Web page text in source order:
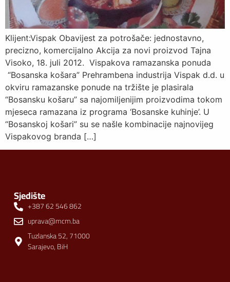
Klijent:Vispak Obavijest za potrošače: jednostavno,
precizno, komercijalno Akcija za novi proizvod Tajna
Visoko, 18. juli 2012. Vispakova ramazanska ponuda
“Bosanska košara” Prehrambena industrija Vispak d.d. u
okviru ramazanske ponude na tržište je plasirala
“Bosansku košaru” sa najomiljenijim proizvodima tokom
mjeseca ramazana iz programa ‘Bosanske kuhinje’. U
“Bosanskoj košari” su se našle kombinacije najnovijeg
Vispakovog branda […]
Sjedište
+387 62 546 862
uprava@mcm.ba
Tuzlanska 52, 71000
Sarajevo, BiH